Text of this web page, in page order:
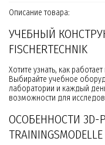
Описание товара:
УЧЕБНЫЙ
FISCHERTECHNIK
Хотите узнать, как
Выбирайте учебное
лаборатории и каждый
возможности для
ОСОБЕННОСТИ 3D-
TRAININGSMODELLE